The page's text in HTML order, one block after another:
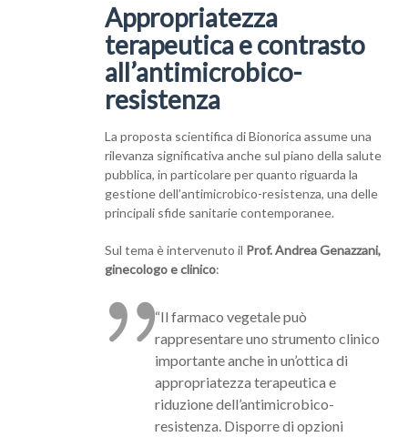
Appropriatezza
terapeutica e contrasto
all’antimicrobico-
resistenza
La proposta scientifica di Bionorica assume una
rilevanza significativa anche sul piano della salute
pubblica, in particolare per quanto riguarda la
gestione dell’antimicrobico-resistenza, una delle
principali sfide sanitarie contemporanee.
Sul tema è intervenuto il Prof. Andrea Genazzani,
ginecologo e clinico:
“Il farmaco vegetale può
rappresentare uno strumento clinico
importante anche in un’ottica di
appropriatezza terapeutica e
riduzione dell’antimicrobico-
resistenza. Disporre di opzioni